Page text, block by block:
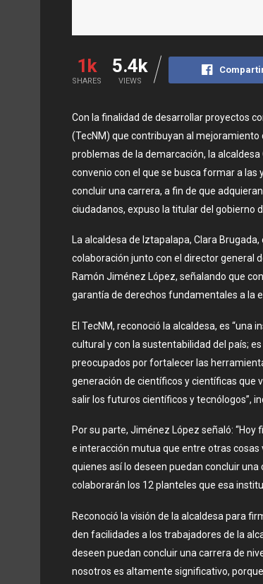
1k
SHARES
5.4k
VIEWS
Con la finalidad de desarrollar proyectos
(TecNM) que contribuyan al
problemas de la demarcación, la
convenio con el que se busca formar a las
concluir una carrera, a fin de que
ciudadanos, expuso la titular del gobierno
La alcaldesa de Iztapalapa, Clara
colaboración junto con el director general
Ramón Jiménez López, señalando que
garantía de derechos fundamentales a la
El TecNM, reconoció la alcaldesa, es
cultural y con la sustentabilidad del país;
preocupados por fortalecer las
generación de científicos y científicas que
salir los futuros científicos y tecnólogos”,
Por su parte, Jiménez López señaló:
e interacción mutua que entre otras
quienes así lo deseen puedan concluir
colaborarán los 12 planteles que esa
Reconoció la visión de la alcaldesa para
den facilidades a los trabajadores de la
deseen puedan concluir una carrera de
nosotros es altamente significativo,